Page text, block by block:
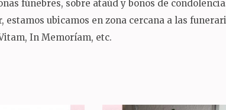
fúnebres, sobre ataúd y bonos de
ubicamos en zona cercana a las
In Memoríam, etc.